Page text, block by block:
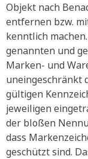
Objekt nach
entfernen bzw.
kenntlich
genannten und
Marken- und
uneingeschränkt
gültigen
jeweiligen
der bloßen
dass
geschützt sind.